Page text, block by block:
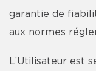
garantie de
aux normes
L’Utilisateur est